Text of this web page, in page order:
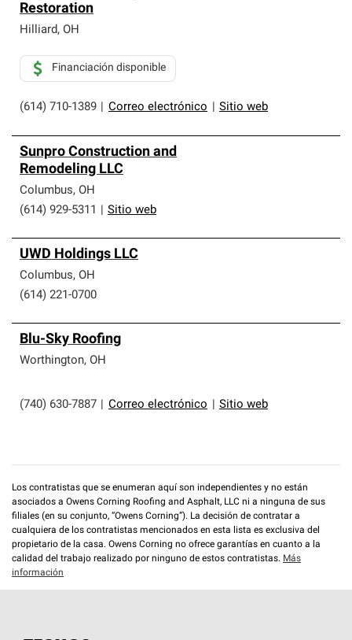
Restoration
Hilliard, OH
(614) 710-1389 Correo electrónico Sitio web
Financiación disponible
Sunpro Construction and
Remodeling LLC
Columbus, OH
(614) 929-5311
Sitio web
UWD Holdings LLC
Columbus, OH
(614) 221-0700
Blu-Sky Roofing
Worthington, OH
(740) 630-7887 Correo electrónico Sitio web
Los contratistas que se enumeran aquí son independientes y no están
asociados a Owens Corning Roofing and Asphalt, LLC ni a ninguna de sus
filiales (en su conjunto, “Owens Corning”). La decisión de contratar a
cualquiera de los contratistas mencionados en esta lista es exclusiva del
propietario de la casa. Owens Corning no ofrece garantías en cuanto a la
calidad del trabajo realizado por ninguno de estos contratistas. Más
información